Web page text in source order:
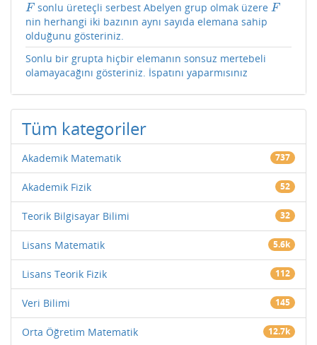
F
F sonlu üreteçli serbest Abelyen grup olmak üzere F
F
nin herhangi iki bazının aynı sayıda elemana sahip
olduğunu gösteriniz.
Sonlu bir grupta hiçbir elemanın sonsuz mertebeli
olamayacağını gösteriniz. İspatını yaparmısınız
Tüm kategoriler
Akademik Matematik 737
Akademik Fizik 52
Teorik Bilgisayar Bilimi 32
Lisans Matematik 5.6k
Lisans Teorik Fizik 112
Veri Bilimi 145
Orta Öğretim Matematik 12.7k